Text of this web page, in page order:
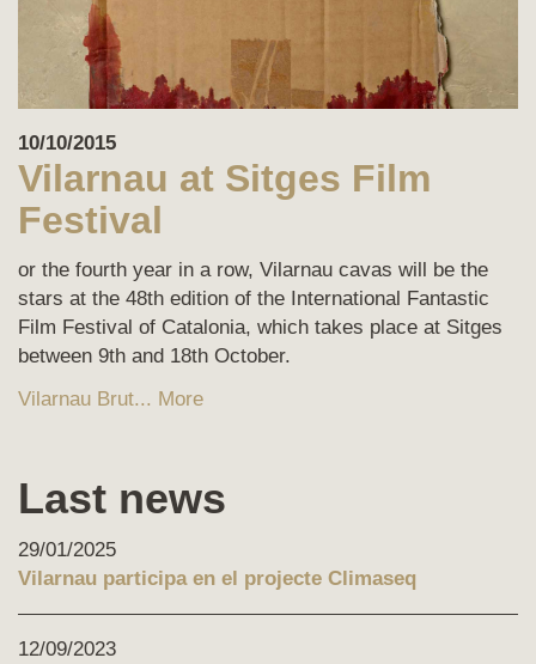
10/10/2015
Vilarnau at Sitges Film
Festival
or the fourth year in a row, Vilarnau cavas will be the
stars at the 48th edition of the International Fantastic
Film Festival of Catalonia, which takes place at Sitges
between 9th and 18th October.
Vilarnau Brut... More
Last news
29/01/2025
Vilarnau participa en el projecte Climaseq
12/09/2023